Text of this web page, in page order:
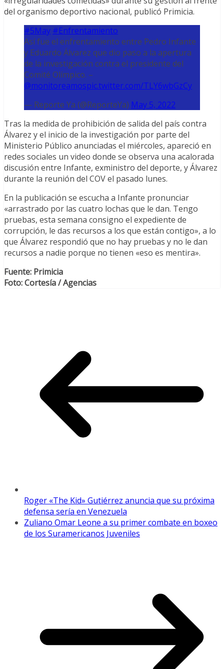
del organismo deportivo nacional, publicó Primicia.
#5May #Enfrentamiento
Así fue el enfrentamiento entre Pedro Infante
y Eduardo Álvarez que dio paso a la apertura
de la investigación contra el presidente del
Comité Olímpico. –
@monitoreamospic.twitter.com/TLY6wbGzCy
— Reporte Ya (@ReporteYa) May 5, 2022
Tras la medida de prohibición de salida del país contra
Álvarez y el inicio de la investigación por parte del
Ministerio Público anunciadas el miércoles, apareció en
redes sociales un video donde se observa una acalorada
discusión entre Infante, exministro del deporte, y Álvarez
durante la reunión del COV el pasado lunes.
En la publicación se escucha a Infante pronunciar
«arrastrado por las cuatro lochas que le dan. Tengo
pruebas, esta semana consigno el expediente de
corrupción, le das recursos a los que están contigo», a lo
que Álvarez respondió que no hay pruebas y no le dan
recursos a nadie porque no tienen «eso es mentira».
Fuente: Primicia
Foto: Cortesía / Agencias
Roger «The Kid» Gutiérrez anuncia que su próxima
defensa sería en Venezuela
Zuliano Omar Leone a su primer combate en boxeo
de los Suramericanos Juveniles